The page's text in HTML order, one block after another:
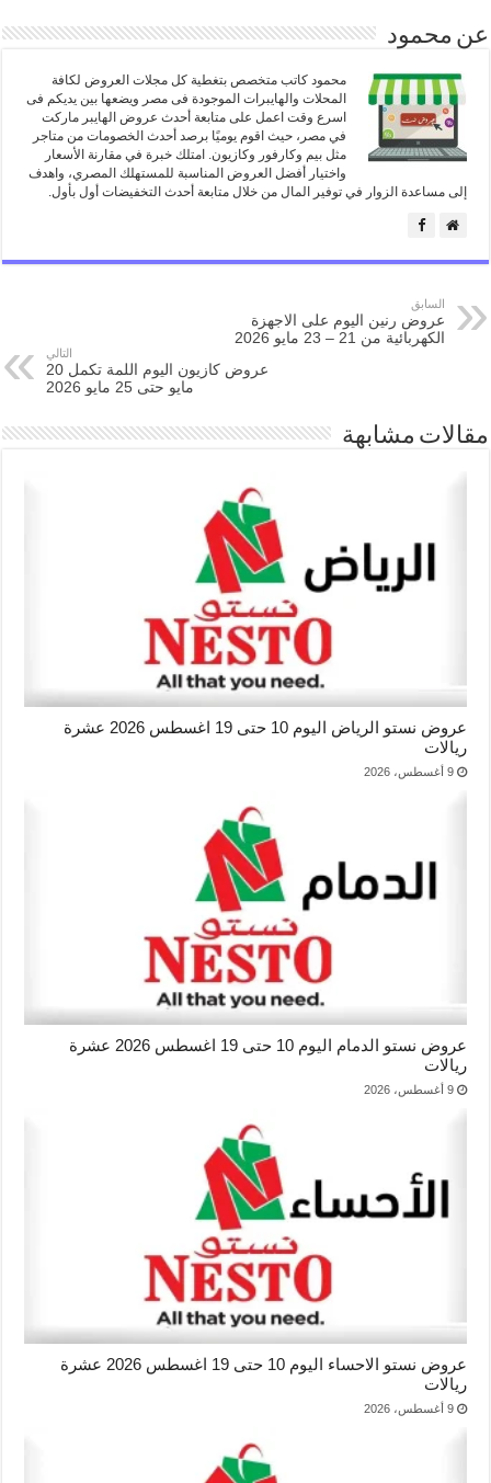
عن محمود
محمود كاتب متخصص بتغطية كل مجلات العروض لكافة
المحلات والهايبرات الموجودة فى مصر ويضعها بين يديكم فى
اسرع وقت اعمل على متابعة أحدث عروض الهايبر ماركت
في مصر، حيث اقوم يوميًا برصد أحدث الخصومات من متاجر
مثل بيم وكارفور وكازيون. امتلك خبرة في مقارنة الأسعار
واختيار أفضل العروض المناسبة للمستهلك المصري، واهدف
إلى مساعدة الزوار في توفير المال من خلال متابعة أحدث التخفيضات أول بأول.
السابق
عروض رنين اليوم على الاجهزة
الكهربائية من 21 – 23 مايو 2026
التالي
عروض كازيون اليوم اللمة تكمل 20
مايو حتى 25 مايو 2026
مقالات مشابهة
عروض نستو الرياض اليوم 10 حتى 19 اغسطس 2026 عشرة
ريالات
9 أغسطس، 2026
عروض نستو الدمام اليوم 10 حتى 19 اغسطس 2026 عشرة
ريالات
9 أغسطس، 2026
عروض نستو الاحساء اليوم 10 حتى 19 اغسطس 2026 عشرة
ريالات
9 أغسطس، 2026